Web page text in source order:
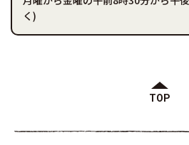
く)
TOP